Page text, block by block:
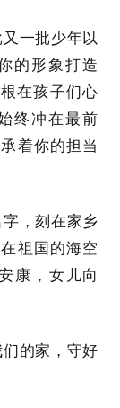
一批少年以
的形象打造
在孩子们心
终冲在最前
着你的担当
，刻在家乡
祖国的海空
康，女儿向
的家，守好